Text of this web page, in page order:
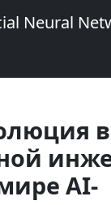
Neural
в
AI-